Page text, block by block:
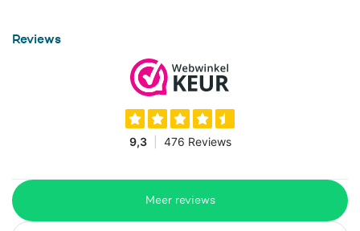
Reviews
Meer reviews